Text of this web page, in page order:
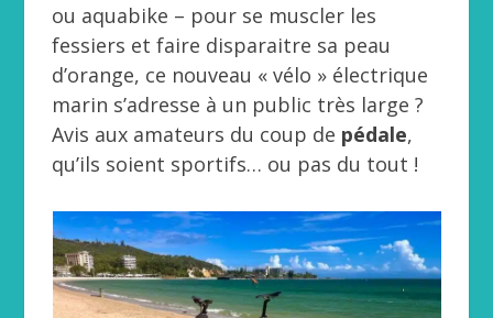
ou aquabike – pour se muscler les
fessiers et faire disparaitre sa peau
d’orange, ce nouveau « vélo » électrique
marin s’adresse à un public très large ?
Avis aux amateurs du coup de pédale,
qu’ils soient sportifs… ou pas du tout !